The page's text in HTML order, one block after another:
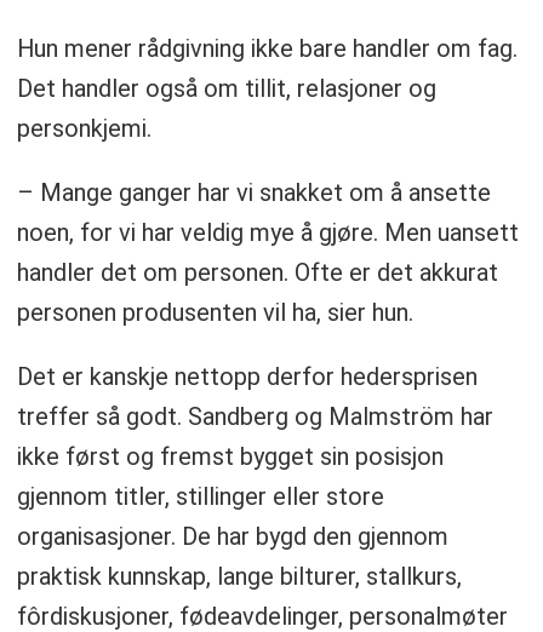
Hun mener rådgivning ikke bare handler om fag.
Det handler også om tillit, relasjoner og
personkjemi.
– Mange ganger har vi snakket om å ansette
noen, for vi har veldig mye å gjøre. Men uansett
handler det om personen. Ofte er det akkurat
personen produsenten vil ha, sier hun.
Det er kanskje nettopp derfor hedersprisen
treffer så godt. Sandberg og Malmström har
ikke først og fremst bygget sin posisjon
gjennom titler, stillinger eller store
organisasjoner. De har bygd den gjennom
praktisk kunnskap, lange bilturer, stallkurs,
fôrdiskusjoner, fødeavdelinger, personalmøter